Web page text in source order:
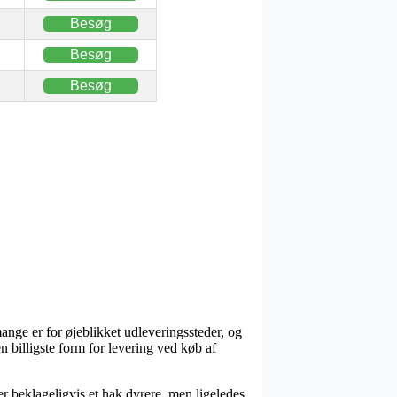
Besøg
Besøg
Besøg
er for øjeblikket udleveringssteder, og
billigste form for levering ved køb af
et hak dyrere, men ligeledes